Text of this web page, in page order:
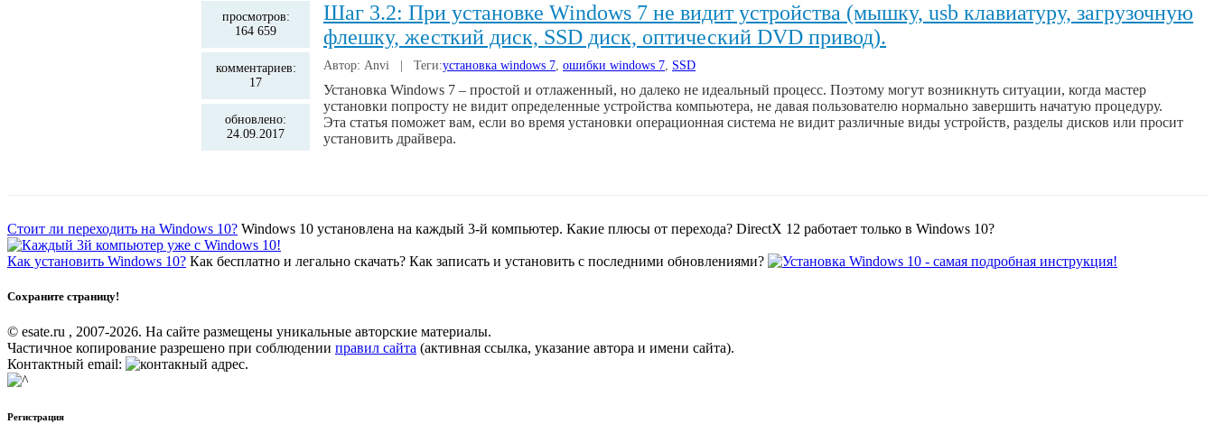
просмотров:
164 659
комментариев:
17
обновлено:
24.09.2017
Шаг 3.2: При установке Windows 7 не видит устройства (мышку, usb клавиатуру, загрузочную
флешку, жесткий диск, SSD диск, оптический DVD привод).
Автор: Anvi | Теги:установка windows 7, ошибки windows 7, SSD
Установка Windows 7 – простой и отлаженный, но далеко не идеальный процесс. Поэтому могут возникнуть ситуации, когда мастер
установки попросту не видит определенные устройства компьютера, не давая пользователю нормально завершить начатую процедуру.
Эта статья поможет вам, если во время установки операционная система не видит различные виды устройств, разделы дисков или просит
установить драйвера.
Стоит ли переходить на Windows 10? Windows 10 установлена на каждый 3-й компьютер. Какие плюсы от перехода? DirectX 12 работает только в Windows 10?
Как установить Windows 10? Как бесплатно и легально скачать? Как записать и установить с последними обновлениями?
Сохраните страницу!
© esate.ru , 2007-2026. На сайте размещены уникальные авторские материалы.
Частичное копирование разрешено при соблюдении правил сайта (активная ссылка, указание автора и имени сайта).
Контактный email:
.
Регистрация